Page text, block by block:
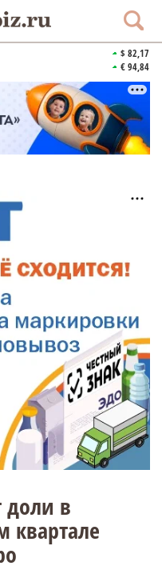
$ 82,17
€ 94,84
доли в